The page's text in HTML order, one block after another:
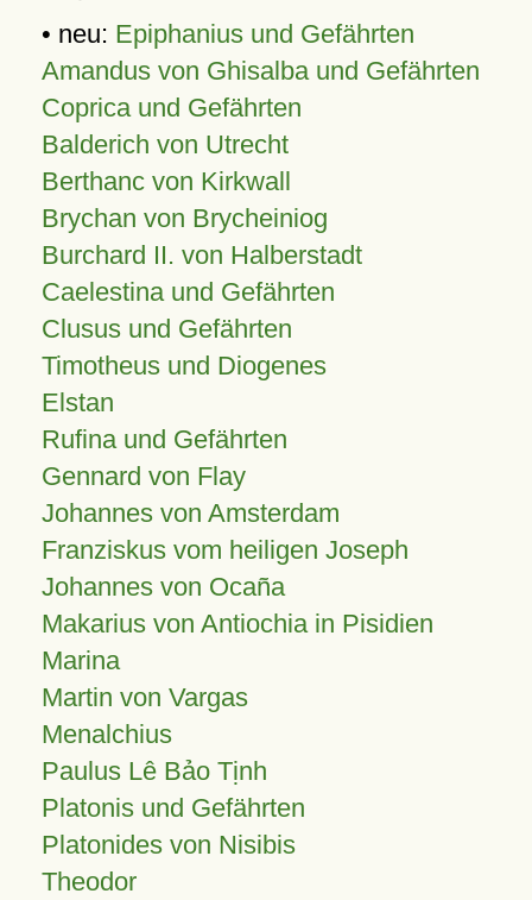
• neu: Epiphanius und Gefährten
Amandus von Ghisalba und Gefährten
Coprica und Gefährten
Balderich von Utrecht
Berthanc von Kirkwall
Brychan von Brycheiniog
Burchard II. von Halberstadt
Caelestina und Gefährten
Clusus und Gefährten
Timotheus und Diogenes
Elstan
Rufina und Gefährten
Gennard von Flay
Johannes von Amsterdam
Franziskus vom heiligen Joseph
Johannes von Ocaña
Makarius von Antiochia in Pisidien
Marina
Martin von Vargas
Menalchius
Paulus Lê Bảo Tịnh
Platonis und Gefährten
Platonides von Nisibis
Theodor